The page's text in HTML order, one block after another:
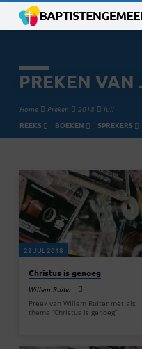
PREKEN VAN
Home Preken 2018 juli
REEKS BOEKEN SPREKERS
PREKEN
VAN
JULI
2018
22 JUL 2018
Christus is genoeg
Willem Ruiter
Preek van Willem Ruiter met als
thema “Christus is genoeg”